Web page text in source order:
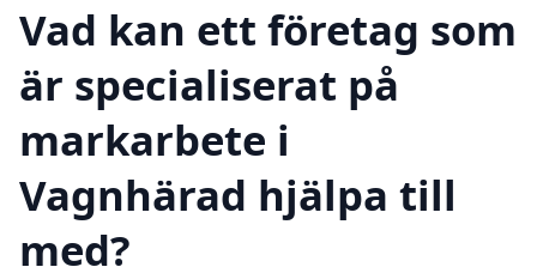
Vad kan ett företag som
är specialiserat på
markarbete i
Vagnhärad hjälpa till
med?